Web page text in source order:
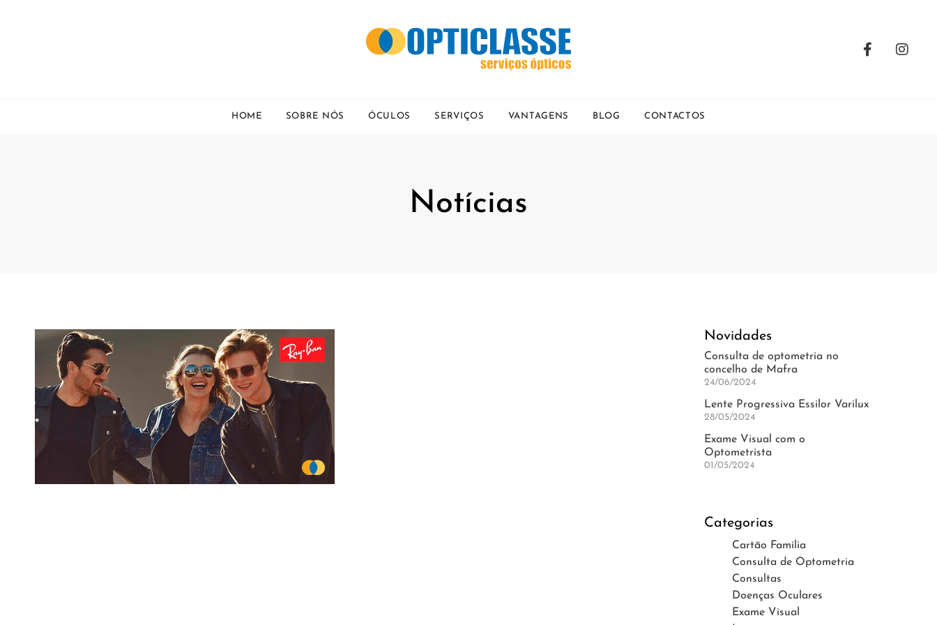
HOME SOBRE NÓS ÓCULOS SERVIÇOS VANTAGENS BLOG CONTACTOS
Notícias
Novidades
Consulta de optometria no
concelho de Mafra
24/06/2024
Lente Progressiva Essilor Varilux
28/05/2024
Exame Visual com o
Optometrista
01/05/2024
Categorias
Cartão Família
Consulta de Optometria
Consultas
Doenças Oculares
Exame Visual